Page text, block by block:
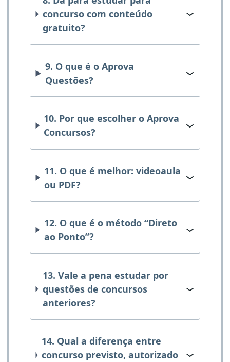
concurso com conteúdo
gratuito?
9. O que é o Aprova
Questões?
10. Por que escolher o Aprova
Concursos?
11. O que é melhor: videoaula
ou PDF?
12. O que é o método “Direto
ao Ponto”?
13. Vale a pena estudar por
questões de concursos
anteriores?
14. Qual a diferença entre
concurso previsto, autorizado